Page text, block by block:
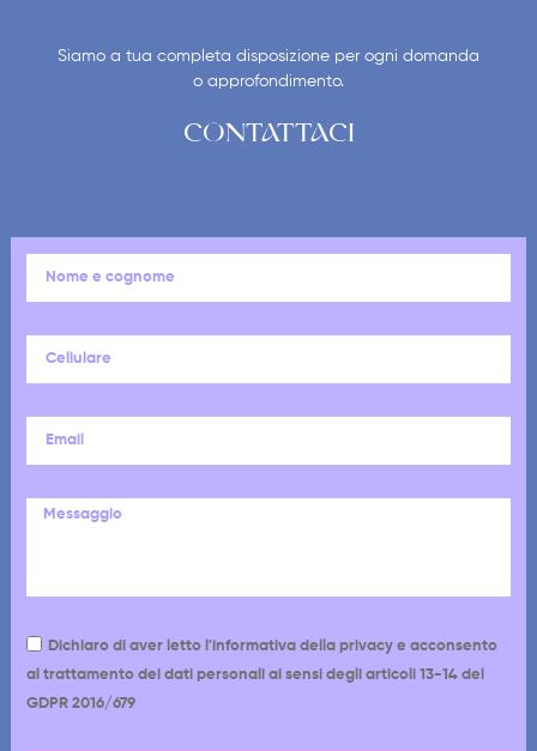
Siamo a tua completa disposizione per ogni domanda
o approfondimento.
CONTATTACI
Dichiaro di aver letto l'informativa della privacy e acconsento
al trattamento dei dati personali ai sensi degli articoli 13-14 del
GDPR 2016/679